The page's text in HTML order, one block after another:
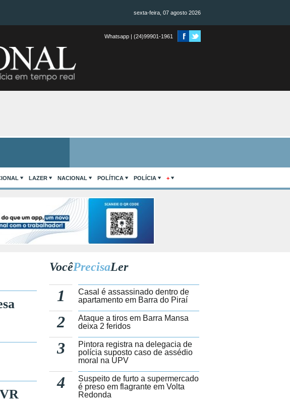
sexta-feira, 07 agosto 2026
Whatsapp | (24)99901-1961
LAZER NACIONAL POLÍTICA POLÍCIA +
VocêPrecisaLer
1
Casal é assassinado dentro de
apartamento em Barra do Piraí
2
Ataque a tiros em Barra Mansa
deixa 2 feridos
3
Pintora registra na delegacia de
polícia suposto caso de assédio
moral na UPV
4
Suspeito de furto a supermercado
é preso em flagrante em Volta
Redonda